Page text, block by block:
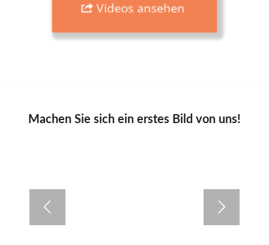
Videos ansehen
Machen Sie sich ein erstes Bild von uns!